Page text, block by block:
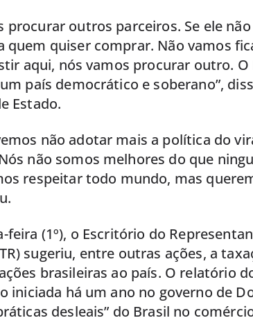
procurar outros parceiros. Se ele
quem quiser comprar. Não vamos
aqui, nós vamos procurar outro. O
país democrático e soberano”,
Estado.
não adotar mais a política do
não somos melhores do que
respeitar todo mundo, mas
feira (1º), o Escritório do
sugeriu, entre outras ações, a
brasileiras ao país. O relatório
iniciada há um ano no governo de
desleais” do Brasil no